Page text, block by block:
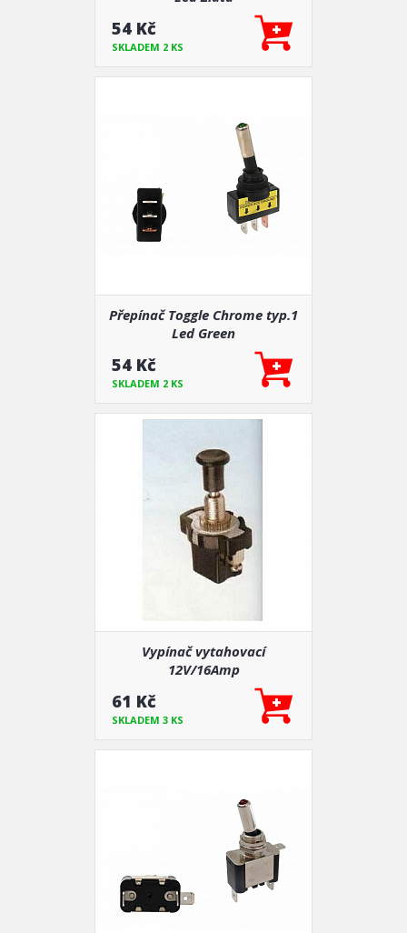
54 Kč
SKLADEM 2 KS
Přepínač Toggle Chrome typ.1
Led Green
54 Kč
SKLADEM 2 KS
Vypínač vytahovací
12V/16Amp
61 Kč
SKLADEM 3 KS